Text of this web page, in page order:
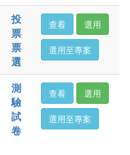
投
票
票
選
查看 選用
選用至專案
測
驗
試
卷
查看 選用
選用至專案